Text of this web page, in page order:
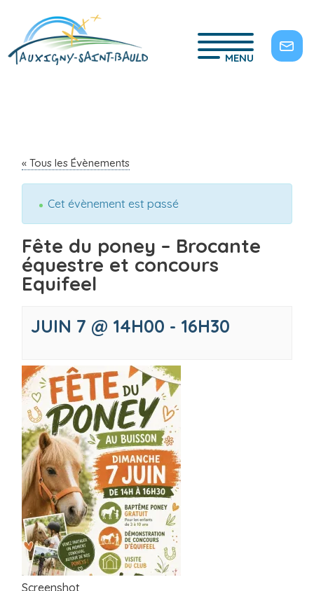
MENU
« Tous les Évènements
Cet évènement est passé
Fête du poney – Brocante
équestre et concours
Equifeel
JUIN 7 @ 14H00 - 16H30
Screenshot